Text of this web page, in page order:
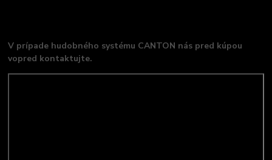
V prípade hudobného systému CANTON nás pred kúpou
vopred kontaktujte.